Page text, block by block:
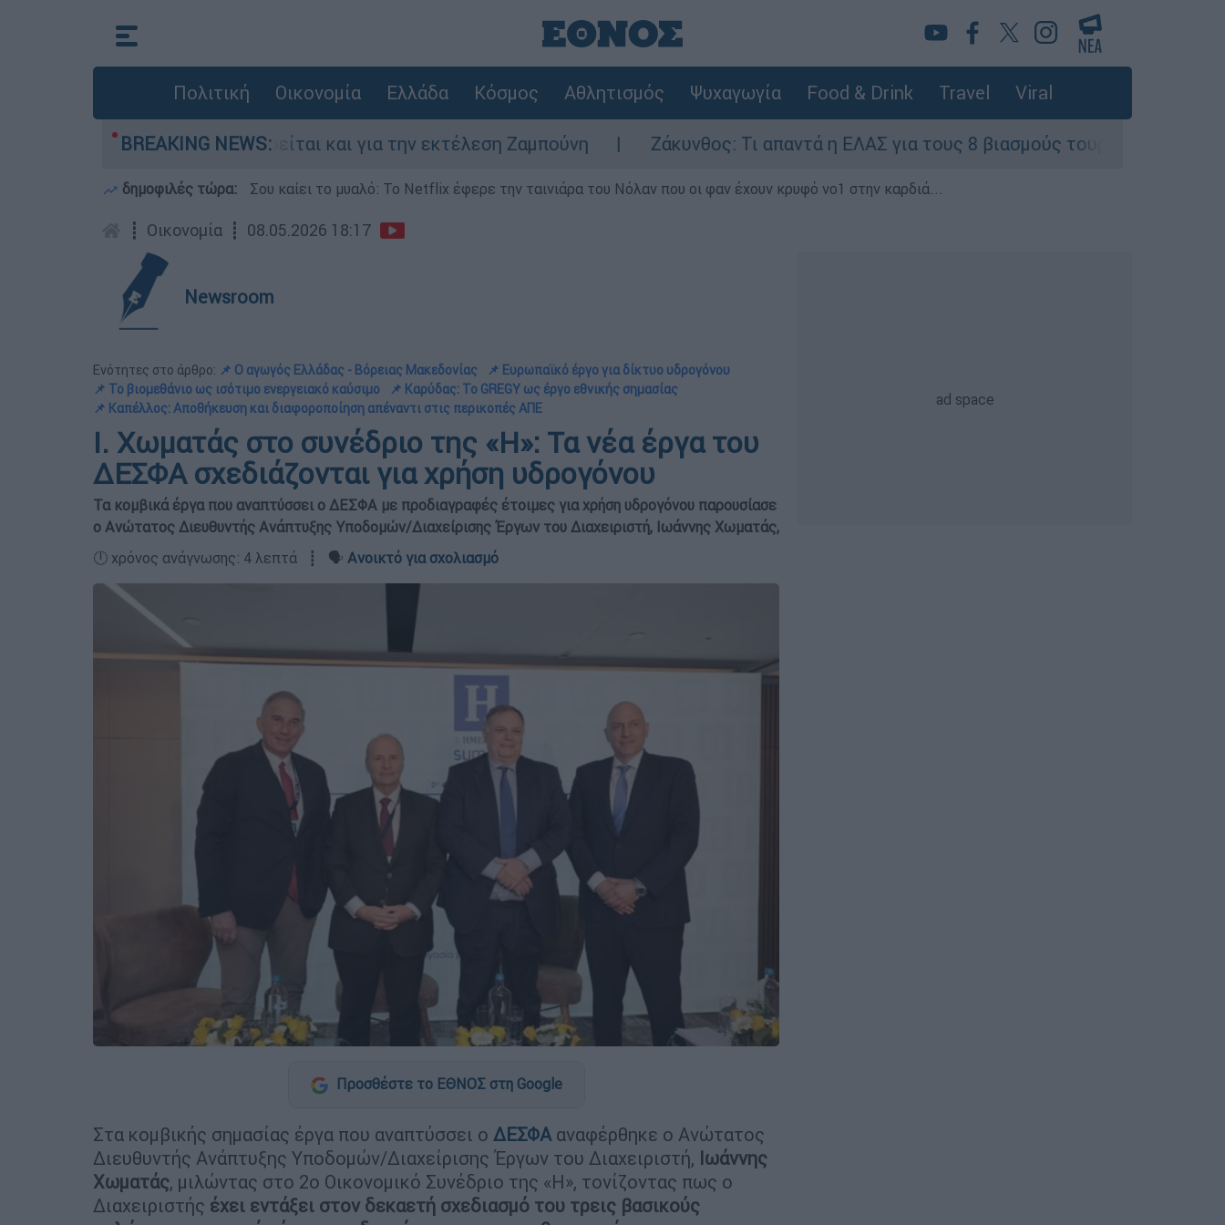
Πολιτική Οικονομία Ελλάδα Κόσμος Αθλητισμός Ψυχαγωγία Food & Drink Travel Viral
BREAKING NEWS:
Ελλάδα - Κατηγορείται και για την εκτέλεση Ζαμπούνη Ζάκυνθος: Τι απαντά η ΕΛΑΣ για τους 8 βιασμούς τουριστριών - «Μόνο 3
δημοφιλές τώρα: Σου καίει το μυαλό: Το Netflix έφερε την ταινιάρα του Νόλαν που οι φαν έχουν κρυφό νο1 στην καρδιά...
┋ Οικονομία ┋ 08.05.2026 18:17
Newsroom
Ενότητες στο άρθρο: 📌 Ο αγωγός Ελλάδας - Βόρειας Μακεδονίας
📌 Ευρωπαϊκό έργο για δίκτυο υδρογόνου
📌 Το βιομεθάνιο ως ισότιμο ενεργειακό καύσιμο
📌 Καρύδας: Το GREGY ως έργο εθνικής σημασίας
📌 Καπέλλος: Αποθήκευση και διαφοροποίηση απέναντι στις περικοπές ΑΠΕ
Ι. Χωματάς στο συνέδριο της «Η»: Τα νέα έργα του
ΔΕΣΦΑ σχεδιάζονται για χρήση υδρογόνου
Τα κομβικά έργα που αναπτύσσει ο ΔΕΣΦΑ με προδιαγραφές έτοιμες για χρήση υδρογόνου παρουσίασε
ο Ανώτατος Διευθυντής Ανάπτυξης Υποδομών/Διαχείρισης Έργων του Διαχειριστή, Ιωάννης Χωματάς,
🕛 χρόνος ανάγνωσης: 4 λεπτά ┋ 🗣️ Ανοικτό για σχολιασμό
Προσθέστε το ΕΘΝΟΣ στη Google
Στα κομβικής σημασίας έργα που αναπτύσσει ο ΔΕΣΦΑ αναφέρθηκε ο Ανώτατος
Διευθυντής Ανάπτυξης Υποδομών/Διαχείρισης Έργων του Διαχειριστή, Ιωάννης
Χωματάς, μιλώντας στο 2ο Οικονομικό Συνέδριο της «Η», τονίζοντας πως ο
Διαχειριστής έχει εντάξει στον δεκαετή σχεδιασμό του τρεις βασικούς